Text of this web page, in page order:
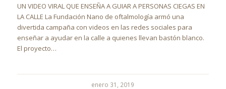
UN VIDEO VIRAL QUE ENSEÑA A GUIAR A PERSONAS CIEGAS EN
LA CALLE La Fundación Nano de oftalmología armó una
divertida campaña con videos en las redes sociales para
enseñar a ayudar en la calle a quienes llevan bastón blanco.
El proyecto…
enero 31, 2019